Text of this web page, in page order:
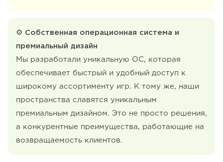
⚙ Собственная операционная система и
премиальный дизайн
Мы разработали уникальную ОС, которая
обеспечивает быстрый и удобный доступ к
широкому ассортименту игр. К тому же, наши
пространства славятся уникальным
премиальным дизайном. Это не просто решения,
а конкурентные преимущества, работающие на
возвращаемость клиентов.